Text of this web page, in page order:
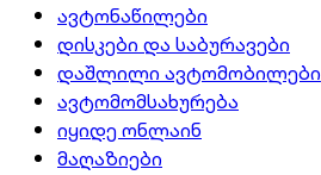
ავტონაწილები
დისკები და საბურავები
დაშლილი ავტომობილები
ავტომომსახურება
იყიდე ონლაინ
მაღაზიები